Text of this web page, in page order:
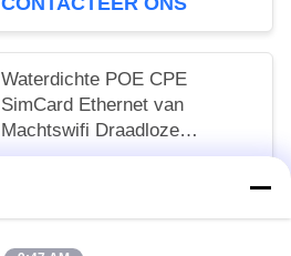
Waterdichte POE CPE
SimCard Ethernet van
Machtswifi Draadloze
Openluchthaven4g LTE